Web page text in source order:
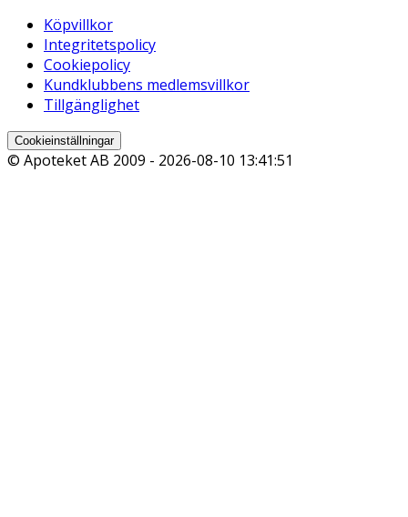
Köpvillkor
Integritetspolicy
Cookiepolicy
Kundklubbens medlemsvillkor
Tillgänglighet
Cookieinställningar
© Apoteket AB 2009 - 2026-08-10 13:41:51